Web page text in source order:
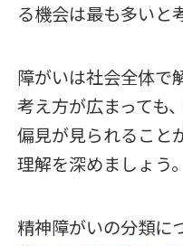
る機会は最も多いと
障がいは社会全体で
考え方が広まっても
偏見が見られること
理解を深めましょう。
精神障がいの分類に